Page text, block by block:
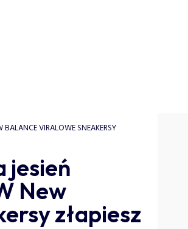
VIRALOWE SNEAKERSY
jesień
New
złapiesz